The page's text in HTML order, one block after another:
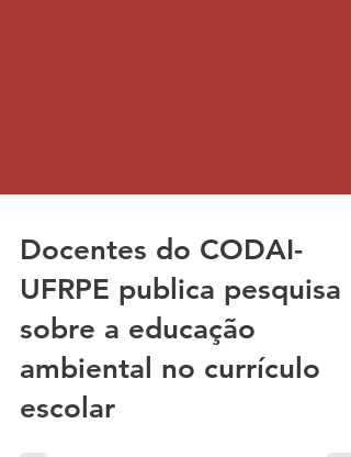
Docentes do CODAI-
UFRPE publica pesquisa
sobre a educação